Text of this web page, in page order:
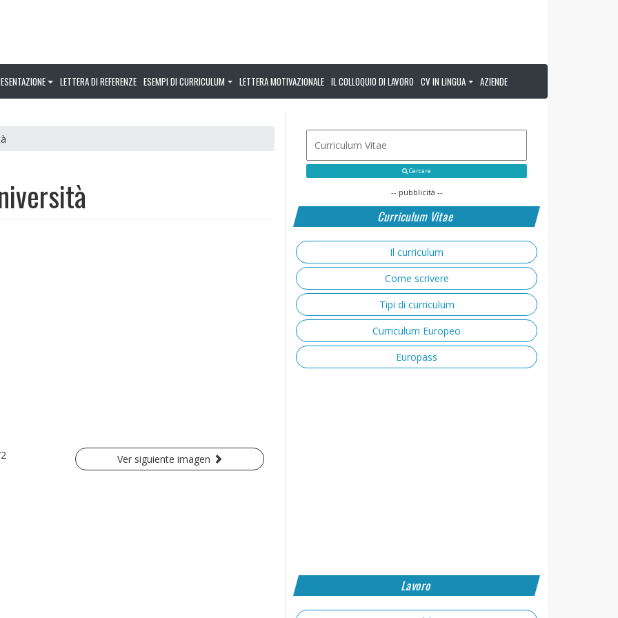
LETTERA DI REFERENZE ESEMPI DI CURRICULUM LETTERA MOTIVAZIONALE IL COLLOQUIO DI LAVORO CV IN LINGUA AZIENDE
Ver siguiente imagen
Cercare
-- pubblicità --
Curriculum Vitae
Il curriculum
Come scrivere
Tipi di curriculum
Curriculum Europeo
Europass
Lavoro